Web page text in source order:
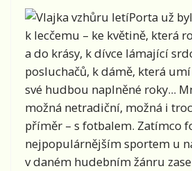
Porta už
k lecčemu – ke květině, která
a do krásy, k dívce lámající
posluchačů, k dámě, která
své hudbou naplněné roky...
možná netradiční, možná i
příměr – s fotbalem. Zatímco
nejpopulárnějším sportem u
v daném hudebním žánru